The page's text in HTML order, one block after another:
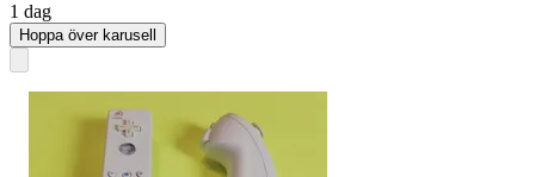
1 dag
Hoppa över karusell